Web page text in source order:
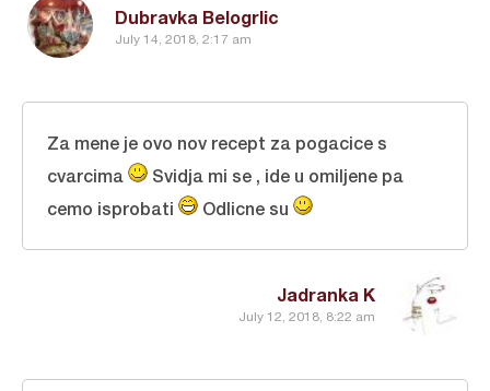
Dubravka Belogrlic
July 14, 2018, 2:17 am
Jadranka K
July 12, 2018, 8:22 am
Za mene je ovo nov recept za pogacice s
cvarcima
Svidja mi se , ide u omiljene pa
cemo isprobati
Odlicne su